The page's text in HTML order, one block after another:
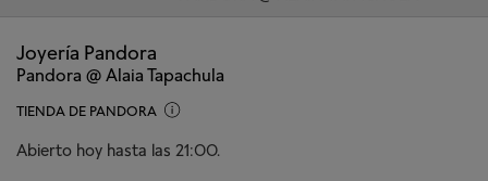
Joyería Pandora
Pandora @ Alaia Tapachula
TIENDA DE PANDORA
Abierto hoy hasta las 21:00.